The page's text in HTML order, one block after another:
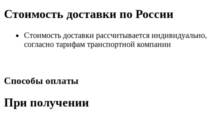
Стоимость доставки по России
Стоимость доставки рассчитывается индивидуально,
согласно тарифам транспортной компании
Способы оплаты
При получении